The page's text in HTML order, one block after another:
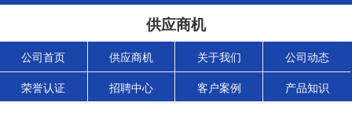
供应商机
公司首页 供应商机 关于我们 公司动态
荣誉认证 招聘中心 客户案例 产品知识